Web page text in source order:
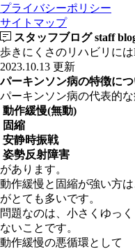
プライバシーポリシー
サイトマップ
スタッフブログ staff
歩きにくさのリハビリに
2023.10.13 更新
パーキンソン病の特徴に
パーキンソン病の代表的
動作緩慢(無動)
固縮
安静時振戦
姿勢反射障害
があります。
動作緩慢と固縮が強い方
がとても多いです。
問題なのは、小さくゆっ
ないことです。
動作緩慢の悪循環として